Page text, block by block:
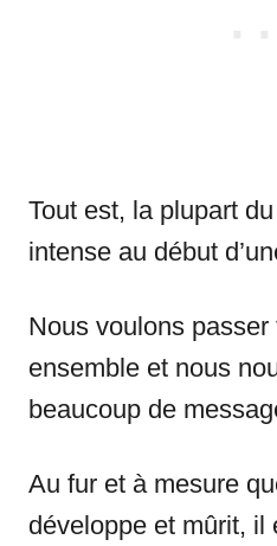
Tout est, la plupart
intense au début
Nous voulons
ensemble et nous
beaucoup de
Au fur et à mesure
développe et mûrit, il